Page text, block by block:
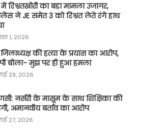
रिश्वतखोरी का बड़ा मामला उजागर,
ने JE समेत 3 को रिश्वत लेते रंगे हाथ
1, 2026
की हत्या के प्रयास का आरोप,
बोला- मुझ पर ही हुआ हमला
29, 2026
नर्सरी के मासूम के साथ शिक्षिका की
अमानवीय बर्ताव का आरोप
27, 2026